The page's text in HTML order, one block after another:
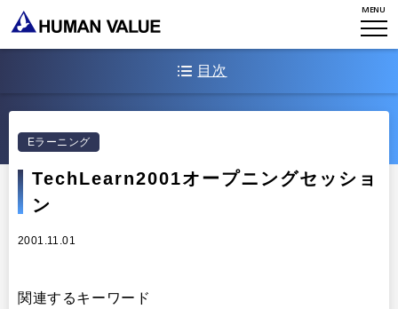
MENU
アクセスマップ
採用について
エンゲージメント
PMI
出版
プラクティショナー養成
イベント・セミナー
NEWS
Stories
イベント・セミナー
リサーチ
目次
オープニングセッションのアジェンダ
Eラーニング
TechLearn2001オープニングセッショ
ン
2001.11.01
関連するキーワード